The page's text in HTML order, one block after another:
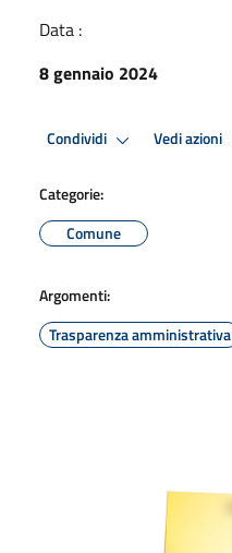
Data :
8 gennaio 2024
Condividi Vedi azioni
Categorie:
Comune
Argomenti:
Trasparenza amministrativa